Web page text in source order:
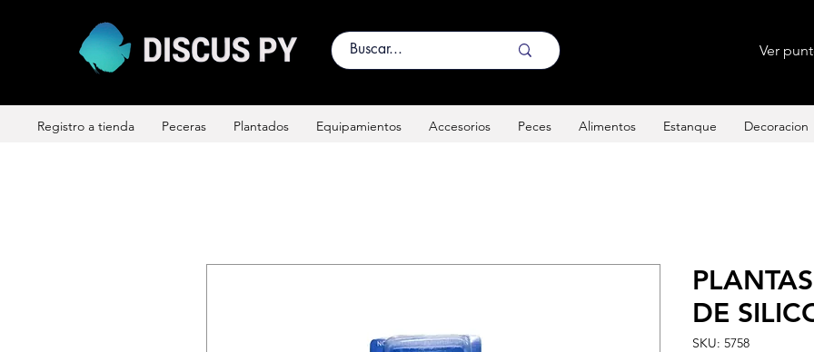
Ver
Registro a tienda Peceras Plantados Equipamientos Accesorios Peces Alimentos Estanque Decoracion
DE
SKU: 5758